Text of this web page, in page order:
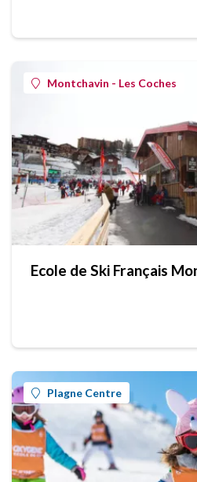
Montchavin - Les Coches
Ecole de Ski Français
Plagne Centre